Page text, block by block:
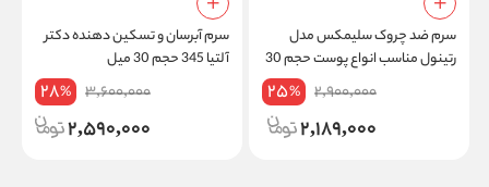
سرم ضد چروک سلیمکس مدل
رتینول مناسب انواع پوست حجم 30
2,900,000
25%
2,189,000
سرم آبرسان و تسکین‌ دهنده دکتر
آلتیا 345 حجم 30 میل
3,600,000
28%
2,590,000